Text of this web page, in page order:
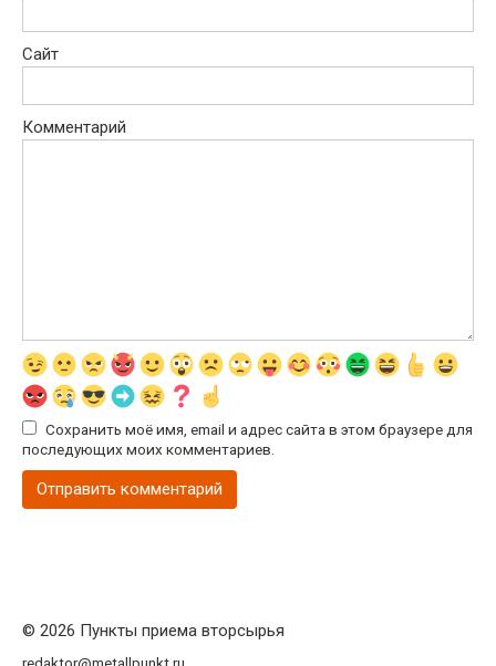
Сайт
Комментарий
Сохранить моё имя, email и адрес сайта в этом браузере для
последующих моих комментариев.
© 2026 Пункты приема вторсырья